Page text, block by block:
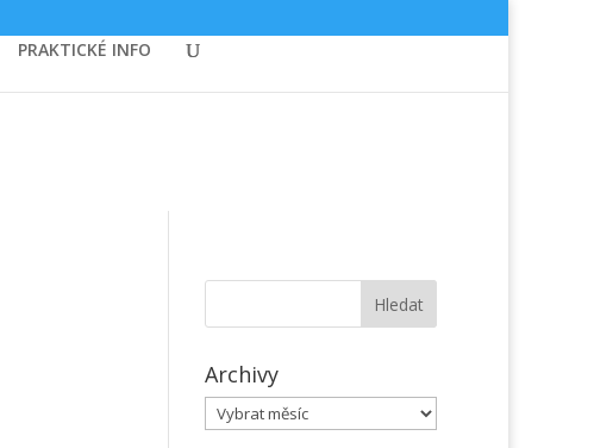
PRAKTICKÉ INFO
Archivy
Archivy